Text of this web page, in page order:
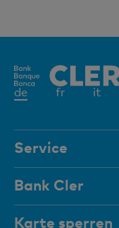
deAktives
fr it
Service
Hilfe & Kontakt
Dokumente
Bank Cler
Über uns
Karte sperren